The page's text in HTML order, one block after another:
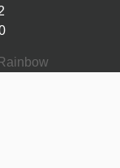
Rainbow